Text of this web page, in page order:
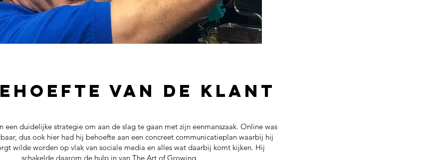
van de klant
een duidelijke strategie om aan de slag te gaan met zijn eenmanszaak. Online was
dus ook hier had hij behoefte aan een concreet communicatieplan waarbij hij
wilde worden op vlak van sociale media en alles wat daarbij komt kijken. Hij
schakelde daarom de hulp in van The Art of Growing.